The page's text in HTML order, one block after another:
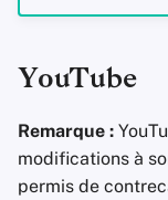
YouTube
Remarque :
modifications à
permis de